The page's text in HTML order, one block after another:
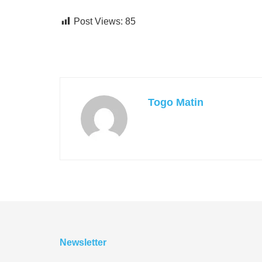
Post Views: 85
Togo Matin
Newsletter